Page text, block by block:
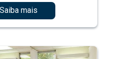
Saiba mais